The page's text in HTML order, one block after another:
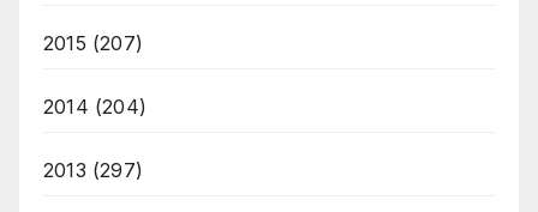
2015 (207)
2014 (204)
2013 (297)